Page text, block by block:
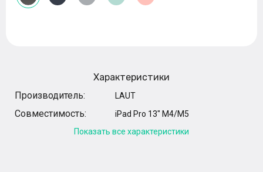
Характеристики
Производитель:
LAUT
Совместимость:
iPad Pro 13" M4/M5
Показать все характеристики